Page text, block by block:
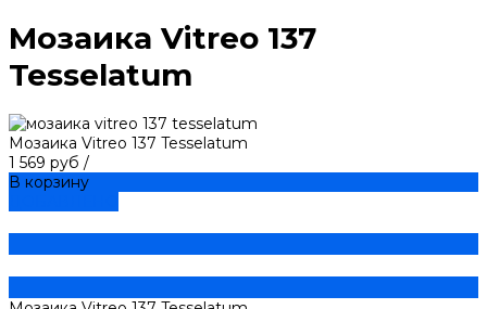
Мозаика Vitreo 137
Tesselatum
Мозаика Vitreo 137 Tesselatum
1 569 руб /
В корзину